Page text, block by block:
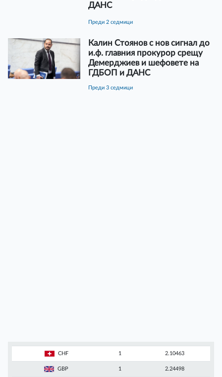
ДАНС
преди 2 седмици
Калин Стоянов с нов сигнал до
и.ф. главния прокурор срещу
Демерджиев и шефовете на
ГДБОП и ДАНС
преди 3 седмици
CHF 1 2.10463
GBP 1 2.24498